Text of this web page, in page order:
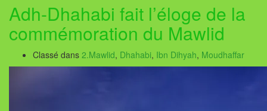
Adh-Dhahabi fait l’éloge de la
commémoration du Mawlid
Classé dans 2.Mawlid, Dhahabi, Ibn Dihyah, Moudhaffar